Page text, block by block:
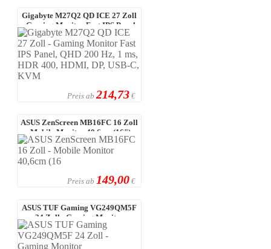
Gigabyte M27Q2 QD ICE 27 Zoll
- Gaming Monitor Fast IPS Panel,
Q ...
Preis ab 214,73 €
ASUS ZenScreen MB16FC 16 Zoll
- Mobile Monitor 40,6cm (16"),
WUX ...
Preis ab 149,00 €
ASUS TUF Gaming VG249QM5F
24 Zoll - Gaming Monitor